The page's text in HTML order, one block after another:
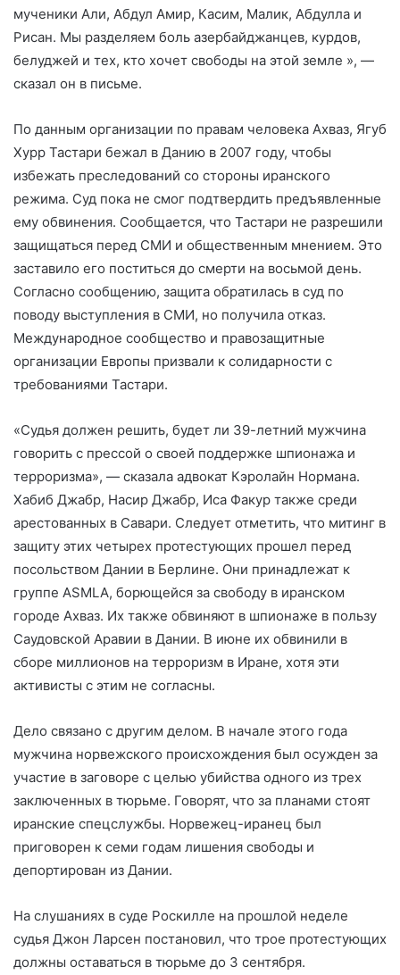
мученики Али, Абдул Амир, Касим, Малик, Абдулла и
Рисан. Мы разделяем боль азербайджанцев, курдов,
белуджей и тех, кто хочет свободы на этой земле », —
сказал он в письме.
По данным организации по правам человека Ахваз, Ягуб
Хурр Тастари бежал в Данию в 2007 году, чтобы
избежать преследований со стороны иранского
режима. Суд пока не смог подтвердить предъявленные
ему обвинения. Сообщается, что Тастари не разрешили
защищаться перед СМИ и общественным мнением. Это
заставило его поститься до смерти на восьмой день.
Согласно сообщению, защита обратилась в суд по
поводу выступления в СМИ, но получила отказ.
Международное сообщество и правозащитные
организации Европы призвали к солидарности с
требованиями Тастари.
«Судья должен решить, будет ли 39-летний мужчина
говорить с прессой о своей поддержке шпионажа и
терроризма», — сказала адвокат Кэролайн Нормана.
Хабиб Джабр, Насир Джабр, Иса Факур также среди
арестованных в Савари. Следует отметить, что митинг в
защиту этих четырех протестующих прошел перед
посольством Дании в Берлине. Они принадлежат к
группе ASMLA, борющейся за свободу в иранском
городе Ахваз. Их также обвиняют в шпионаже в пользу
Саудовской Аравии в Дании. В июне их обвинили в
сборе миллионов на терроризм в Иране, хотя эти
активисты с этим не согласны.
Дело связано с другим делом. В начале этого года
мужчина норвежского происхождения был осужден за
участие в заговоре с целью убийства одного из трех
заключенных в тюрьме. Говорят, что за планами стоят
иранские спецслужбы. Норвежец-иранец был
приговорен к семи годам лишения свободы и
депортирован из Дании.
На слушаниях в суде Роскилле на прошлой неделе
судья Джон Ларсен постановил, что трое протестующих
должны оставаться в тюрьме до 3 сентября.